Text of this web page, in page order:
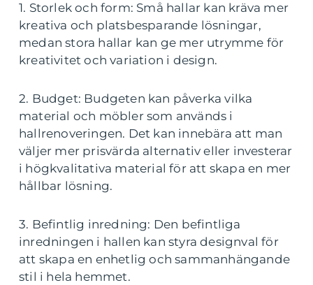
1. Storlek och form: Små hallar kan kräva mer
kreativa och platsbesparande lösningar,
medan stora hallar kan ge mer utrymme för
kreativitet och variation i design.
2. Budget: Budgeten kan påverka vilka
material och möbler som används i
hallrenoveringen. Det kan innebära att man
väljer mer prisvärda alternativ eller investerar
i högkvalitativa material för att skapa en mer
hållbar lösning.
3. Befintlig inredning: Den befintliga
inredningen i hallen kan styra designval för
att skapa en enhetlig och sammanhängande
stil i hela hemmet.